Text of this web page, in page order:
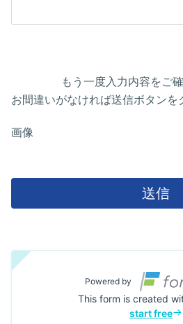
もう一度入力内容をご
お間違いがなければ送信ボタンを
画像
送信
Powered by
This form is created
start free